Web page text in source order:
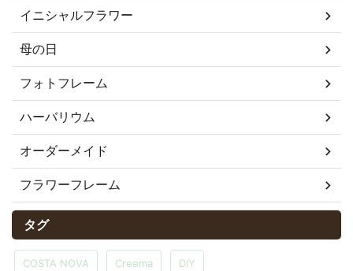
イニシャルフラワー
母の日
フォトフレーム
ハーバリウム
オーダーメイド
フラワーフレーム
タグ
COSTA NOVA Creema DIY